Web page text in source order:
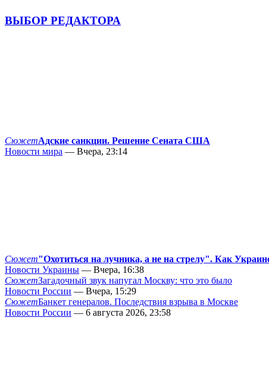
ВЫБОР РЕДАКТОРА
СюжетАдские санкции. Решение Сената США
Новости мира — Вчера, 23:14
Сюжет"Охотиться на лучника, а не на стрелу". Как
Новости Украины — Вчера, 16:38
СюжетЗагадочный звук напугал Москву: что это было
Новости России — Вчера, 15:29
СюжетБанкет генералов. Последствия взрыва в Москве
Новости России — 6 августа 2026, 23:58